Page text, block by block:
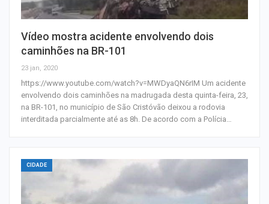
Vídeo mostra acidente envolvendo dois
caminhões na BR-101
23 jan, 2020
https://www.youtube.com/watch?v=MWDyaQN6rIM Um acidente
envolvendo dois caminhões na madrugada desta quinta-feira, 23,
na BR-101, no município de São Cristóvão deixou a rodovia
interditada parcialmente até as 8h. De acordo com a Polícia…
CIDADE